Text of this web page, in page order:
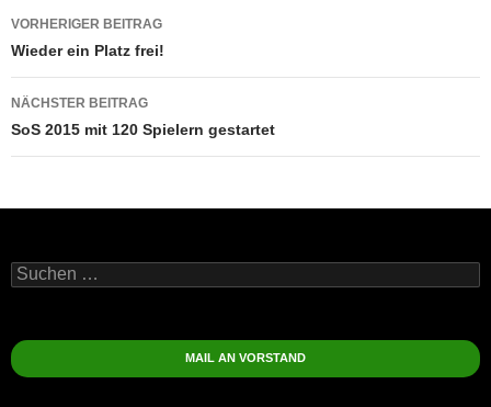
Beitragsnavigation
VORHERIGER BEITRAG
Wieder ein Platz frei!
NÄCHSTER BEITRAG
SoS 2015 mit 120 Spielern gestartet
Suchen
nach:
MAIL AN VORSTAND